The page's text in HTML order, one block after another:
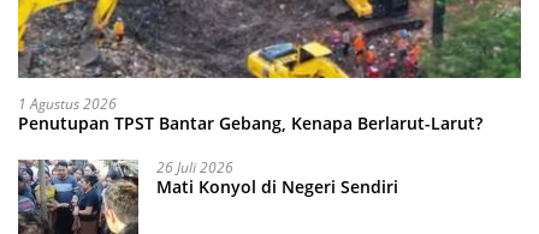
1 Agustus 2026
Penutupan TPST Bantar Gebang, Kenapa Berlarut-Larut?
26 Juli 2026
Mati Konyol di Negeri Sendiri